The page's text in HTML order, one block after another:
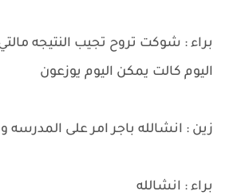
براء : شوكت تروح تجيب النتيجه
اليوم كالت يمكن اليوم يوزعون
زين : انشالله باجر امر على
براء : انشالله